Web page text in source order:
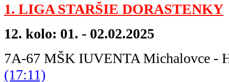
1. LIGA STARŠIE DORASTENKY
12. kolo: 01. - 02.02.2025
7A-67 MŠK IUVENTA Michalovce
(17:11)